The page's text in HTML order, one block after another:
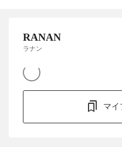
RANAN
ラナン
マイ